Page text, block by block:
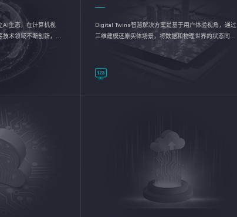
AI生态，在计算机视
术领域不断创新，持
能力开放
Digital Twins智慧解决方案是基于用户体验视角，通过
三维建模还原实体场景，将数据和物理世界的状态同步
呈现，使用户对关键数据有更直观的感受，推动各行业
完成智能化转型，实现新旧动能的转换